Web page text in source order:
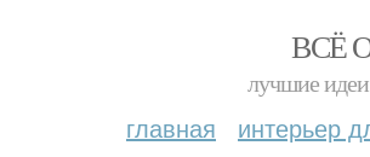
ВСЁ
лучшие идеи
главная интерьер